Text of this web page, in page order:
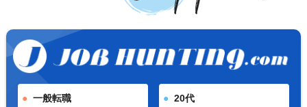
一般転職 20代